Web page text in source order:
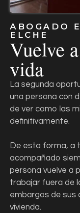
ABOGADO
ELCHE
Vuelve
vida
La segunda
una persona con
de ver como las
definitivamente.
De esta forma, a
acompañado
persona vuelve a
trabajar fuera de
embargos de sus
vivienda.